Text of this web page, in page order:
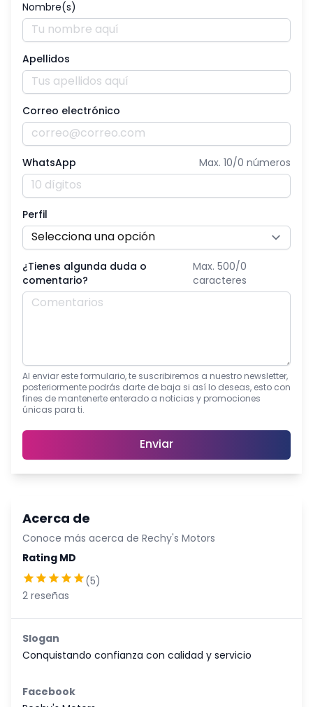
Acerca de
Conoce más acerca de Rechy's Motors
Rating MD
(5 )
2 reseñas
Slogan
Conquistando confianza con calidad y servicio
Facebook
Nombre(s)
Apellidos
Correo electrónico
WhatsApp Max. 10/0 números
Perfil
¿Tienes algunda duda o
comentario?
Max. 500/0
caracteres
Al enviar este formulario, te suscribiremos a nuestro newsletter,
posteriormente podrás darte de baja si así lo deseas, esto con
fines de mantenerte enterado a noticias y promociones
únicas para ti.
Enviar